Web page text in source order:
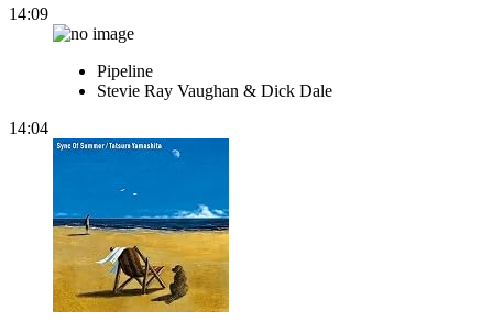
14:09
Pipeline
Stevie Ray Vaughan & Dick Dale
14:04